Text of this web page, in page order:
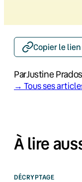
Copier le lien
ParJustine Prados
→ Tous ses
À lire
DÉCRYPTAGE